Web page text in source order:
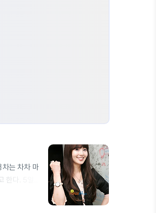
차는 차차 마
한다. 5일
것이다. 차